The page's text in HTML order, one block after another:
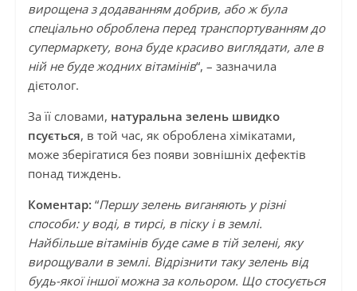
вирощена з додаванням добрив, або ж була
спеціально оброблена перед транспортуванням до
супермаркету, вона буде красиво виглядати, але в
ній не буде жодних вітамінів“, – зазначила
дієтолог.
За її словами, натуральна зелень швидко
псується, в той час, як оброблена хімікатами,
може зберігатися без появи зовнішніх дефектів
понад тиждень.
Коментар: “Першу зелень виганяють у різні
способи: у воді, в тирсі, в піску і в землі.
Найбільше вітамінів буде саме в тій зелені, яку
вирощували в землі. Відрізнити таку зелень від
будь-якої іншої можна за кольором. Що стосується